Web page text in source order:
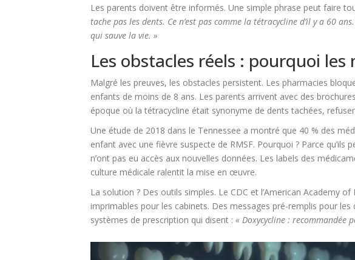
Les parents doivent être informés. Une simple phrase peut faire
tache pas les dents. Ce n’est pas comme la tétracycline d’il y a 60
qui sauve la vie. »
Les obstacles réels : pourquoi
Malgré les preuves, les obstacles persistent. Les pharmacies
enfants de moins de 8 ans. Les parents arrivent avec des
époque où la tétracycline était synonyme de dents tachées,
Une étude de 2018 dans le Tennessee a montré que 40 % des
enfant avec une fièvre suspecte de RMSF. Pourquoi ? Parce qu’ils
n’ont pas eu accès aux nouvelles données. Les labels des
culture médicale ralentit la mise en œuvre.
La solution ? Des outils simples. Le CDC et l’American Academy
imprimables pour les cabinets. Des messages pré-remplis pour
systèmes de prescription qui disent :« Doxycycline : recommandée